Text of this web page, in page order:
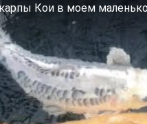
Кои в моем
видео на YouTube